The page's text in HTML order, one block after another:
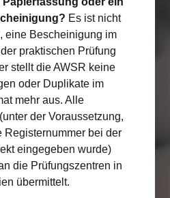
Fahrausbildung
interaktive E-
vom Öffentlichen
(ÖDW) offiziell
den Lernende und
Es ist nicht
eine Bescheinigung im
praktischen Prüfung
stellt die AWSR keine
oder Duplikate im
mehr aus. Alle
der Voraussetzung,
Registernummer bei der
eingegeben wurde)
die Prüfungszentren in
übermittelt.